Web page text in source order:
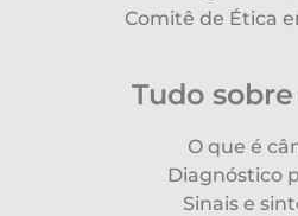
Comitê de Ética
Tudo
O que é
Diagnóstico
Sinais e